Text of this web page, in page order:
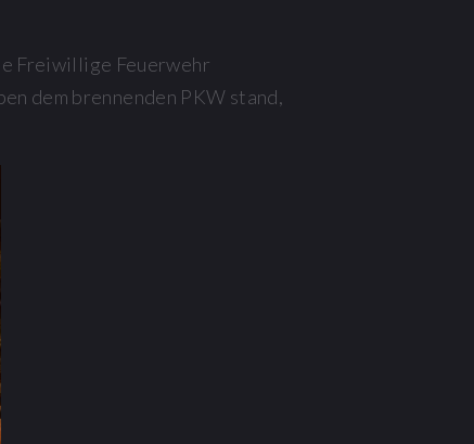
Freiwillige Feuerwehr
dem brennenden PKW stand,